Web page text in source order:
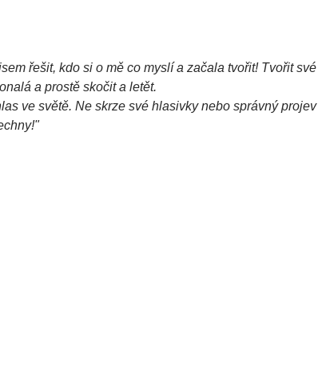
řešit, kdo si o mě co myslí a začala tvořit! Tvořit své
a prostě skočit a letět.
ve světě. Ne skrze své hlasivky nebo správný projev